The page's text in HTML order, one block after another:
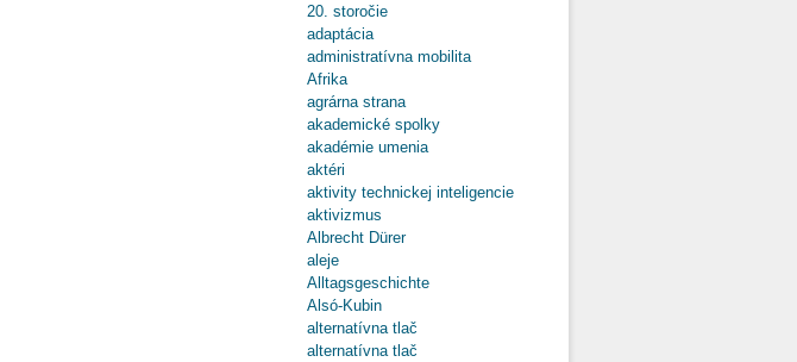
20. storočie
adaptácia
administratívna mobilita
Afrika
agrárna strana
akademické spolky
akadémie umenia
aktéri
aktivity technickej inteligencie
aktivizmus
Albrecht Dürer
aleje
Alltagsgeschichte
Alsó-Kubin
alternatívna tlač
alternatívna tlač